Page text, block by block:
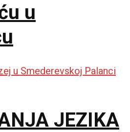
u
JEZIKA